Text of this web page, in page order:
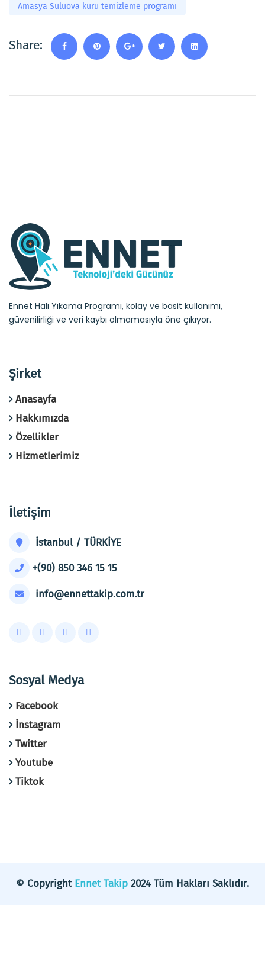
Amasya Suluova kuru temizleme programı
Share:
Ennet Halı Yıkama Programı, kolay ve basit kullanımı,
güvenilirliği ve veri kaybı olmamasıyla öne çıkıyor.
Şirket
Anasayfa
Hakkımızda
Özellikler
Hizmetlerimiz
İletişim
İstanbul / TÜRKİYE
+(90) 850 346 15 15
info@ennettakip.com.tr
Sosyal Medya
Facebook
İnstagram
Twitter
Youtube
Tiktok
© Copyright Ennet Takip 2024 Tüm Hakları Saklıdır.